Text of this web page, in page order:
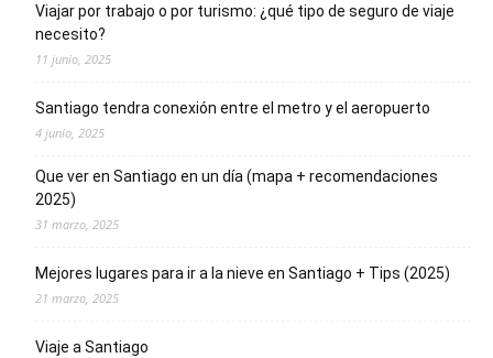
Viajar por trabajo o por turismo: ¿qué tipo de seguro de viaje
necesito?
11 junio, 2025
Santiago tendra conexión entre el metro y el aeropuerto
4 junio, 2025
Que ver en Santiago en un día (mapa + recomendaciones
2025)
31 marzo, 2025
Mejores lugares para ir a la nieve en Santiago + Tips (2025)
21 marzo, 2025
Viaje a Santiago